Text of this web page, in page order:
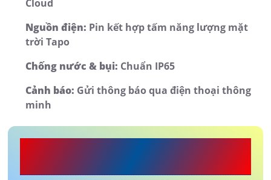
Cloud
Nguồn điện: Pin kết hợp tấm năng lượng mặt
trời Tapo
Chống nước & bụi: Chuẩn IP65
Cảnh báo: Gửi thông báo qua điện thoại thông
minh